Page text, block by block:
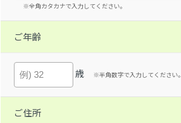
※全角カタカナで入力してください。
ご年齢
歳 ※半角数字で入力してください。
ご住所